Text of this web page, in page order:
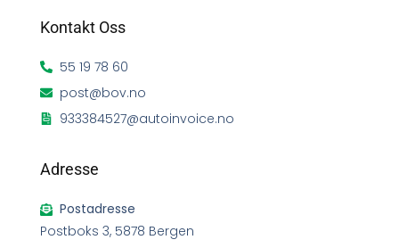
Kontakt Oss
55 19 78 60
post@bov.no
933384527@autoinvoice.no
Adresse
Postadresse
Postboks 3, 5878 Bergen